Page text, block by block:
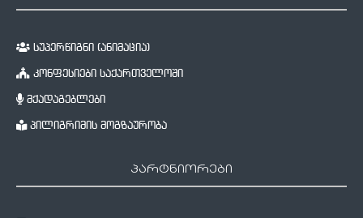
სუპერწიგნი (ანიმაცია)
კონფესიები საქართველოში
მქადაგებლები
პილიგრიმის მოგზაურობა
პარტნიორები